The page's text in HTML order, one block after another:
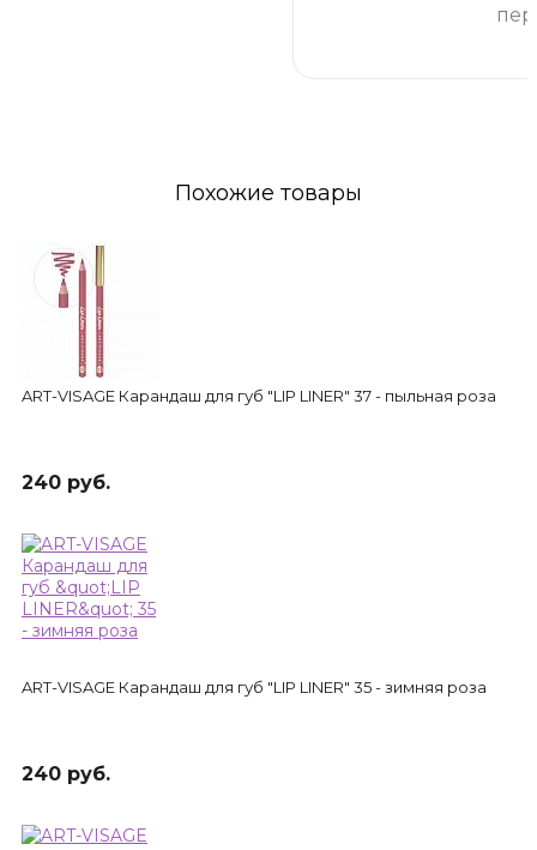
Похожие товары
ART-VISAGE Карандаш для губ "LIP LINER" 37 - пыльная роза
240 руб.
ART-VISAGE Карандаш для губ "LIP LINER" 35 - зимняя роза
240 руб.